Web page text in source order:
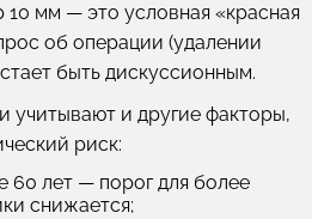
мм — это условная «красная
об операции (удалении
быть дискуссионным.
учитывают и другие факторы,
риск:
60 лет — порог для более
снижается;